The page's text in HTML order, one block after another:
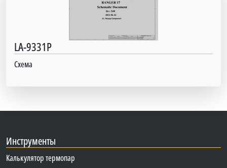
LA-9331P
Схема
Инструменты
Калькулятор термопар